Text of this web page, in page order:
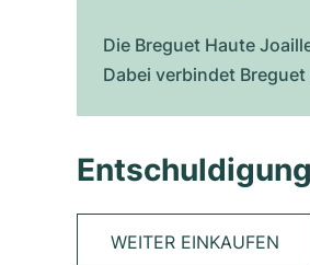
Die Breguet Haute
Dabei verbindet
WEITER EINKAUFEN